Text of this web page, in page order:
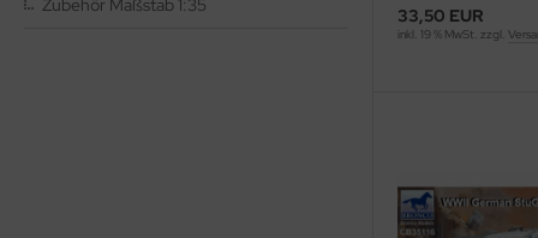
Zubehör Maßstab 1:35 33,50 EUR
inkl. 19 % MwSt. zzgl.